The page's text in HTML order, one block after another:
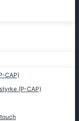
CAP)
(P-CAP)